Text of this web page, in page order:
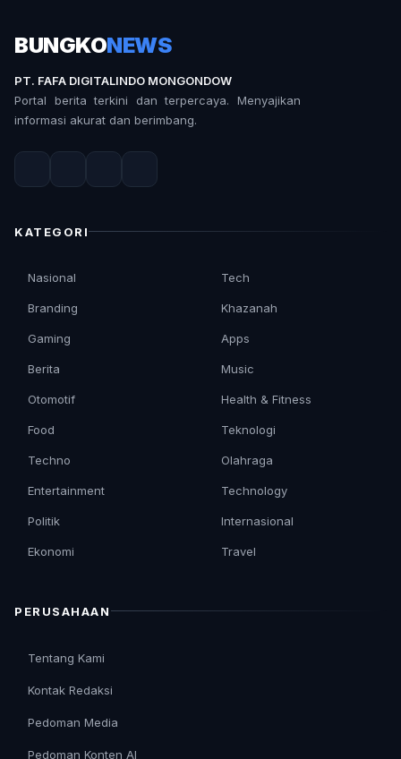
BUNGKONEWS
PT. FAFA DIGITALINDO MONGONDOW
Portal berita terkini dan terpercaya. Menyajikan
informasi akurat dan berimbang.
KATEGORI
Nasional
Branding
Gaming
Berita
Otomotif
Tech
Khazanah
Apps
Music
Health & Fitness
Food
Techno
Entertainment
Politik
Ekonomi
Teknologi
Olahraga
Technology
Internasional
Travel
PERUSAHAAN
Tentang Kami
Kontak Redaksi
Pedoman Media
Pedoman Konten AI